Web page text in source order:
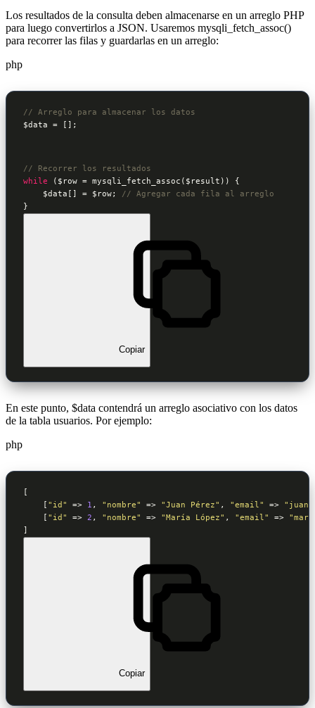
Los resultados de la consulta deben almacenarse en un arreglo PHP
para luego convertirlos a JSON. Usaremos mysqli_fetch_assoc()
para recorrer las filas y guardarlas en un arreglo:
php
// Arreglo para almacenar los datos
$data = [];
// Recorrer los resultados
while ( $row = mysqli_fetch_assoc( $result )) {
$data [] = $row; // Agregar cada fila al arreglo
}
Copiar
En este punto, $data contendrá un arreglo asociativo con los datos
de la tabla usuarios. Por ejemplo:
php
[
    [
"id" => 1 , "nombre" => "Juan Pérez" , "email" =>
    [
"id" => 2 , "nombre" => "María López" , "email" =>
]
Copiar